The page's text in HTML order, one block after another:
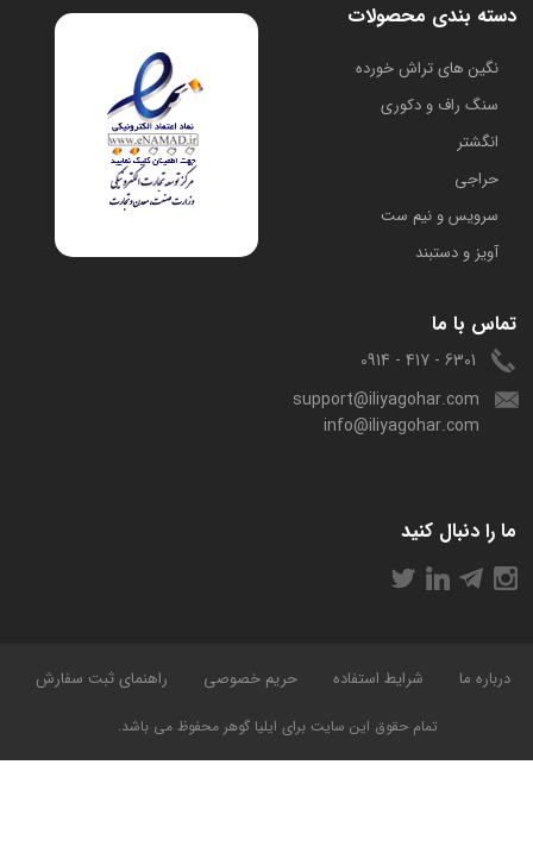
تمام حقوق این سایت برای ایلیا گوهر محفوظ می باشد.
درباره ما شرایط استفاده حریم خصوصی راهنمای ثبت سفارش
دسته بندی محصولات
​نگین های تراش خورده
سنگ راف و دکوری
انگشتر
حراجی
سرویس و نیم ست
آویز و دستبند
تماس با ما
6301 - 417 - 0914
support@iliyagohar.com
info@iliyagohar.com
ما را دنبال کنید